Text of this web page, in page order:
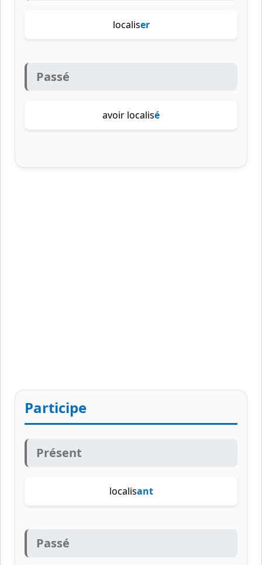
localiser
Passé
avoir localisé
Participe
Présent
localisant
Passé